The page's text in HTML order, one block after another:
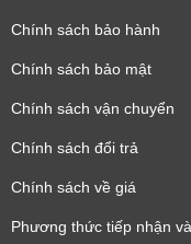
Chính sách bảo hành
Chính sách bảo mật
Chính sách vận chuyển
Chính sách đổi trả
Chính sách về giá
Phương thức tiếp nhận